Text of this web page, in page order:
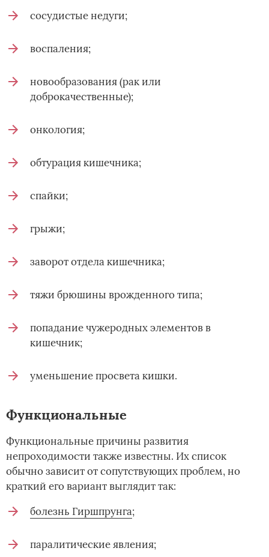
сосудистые недуги;
воспаления;
новообразования (рак или
доброкачественные);
онкология;
обтурация кишечника;
спайки;
грыжи;
заворот отдела кишечника;
тяжи брюшины врожденного типа;
попадание чужеродных элементов в
кишечник;
уменьшение просвета кишки.
Функциональные
Функциональные причины развития
непроходимости также известны. Их список
обычно зависит от сопутствующих проблем, но
краткий его вариант выглядит так:
болезнь Гиршпрунга;
паралитические явления;